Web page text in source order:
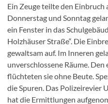
Ein Zeuge teilte den Einbruch
Donnerstag und Sonntag
ein Fenster in das
Holzhäuser Straße“. Die
gewaltsam auf. Im Inneren
unverschlossene Räume.
flüchteten sie ohne Beute.
die Spuren. Das Polizeirevier
hat die Ermittlungen